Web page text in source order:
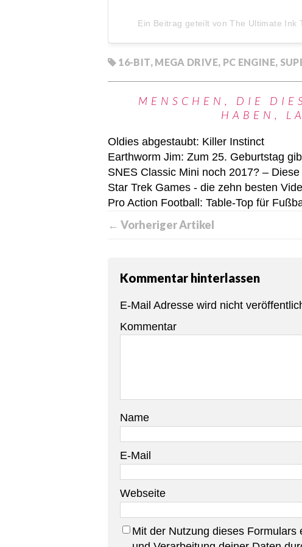
Ein Beitrag geteilt von The Ultimate Ink
16-BIT, MEGA DRIVE, PC ENGINE,
MENSCHEN, DIE
HABEN,
Oldies abgestaubt: Killer Instinct
Earthworm Jim: Zum 25. Geburtstag
SNES Classic Mini noch 2017? –
Star Trek Games - die zehn besten
Pro Action Football: Table-Top für
← Vorheriger Artikel
Kommentar hinterlassen
E-Mail Adresse wird nicht
Kommentar
Name
E-Mail
Webseite
Mit der Nutzung dieses